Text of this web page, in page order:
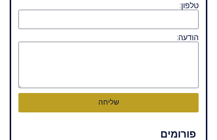
טלפון:
הודעה:
שליחה
פורומים